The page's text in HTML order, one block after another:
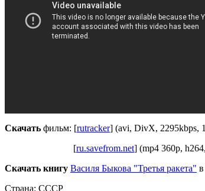
Скачать фильм: [rutracker] (avi, DivX, 2295kbps,
[ru.savefrom.net] (mp4 360p,
Скачать книгу Василя Быкова "Третья ракета"
Страна: СССР